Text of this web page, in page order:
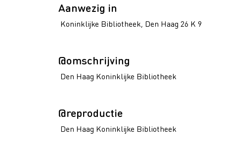
Aanwezig in
Koninklijke Bibliotheek, Den Haag 26 K 9
@omschrijving
Den Haag Koninklijke Bibliotheek
@reproductie
Den Haag Koninklijke Bibliotheek